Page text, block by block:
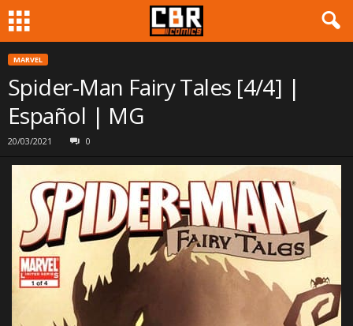
MARVEL
Spider-Man Fairy Tales [4/4] |
Español | MG
20/03/2021 0